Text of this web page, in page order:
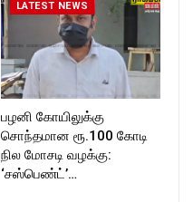
LATEST NEWS
பழனி கோயிலுக்கு
சொந்தமான ரூ.100 கோடி
நில மோசடி வழக்கு:
‘சஸ்பெண்ட்’…